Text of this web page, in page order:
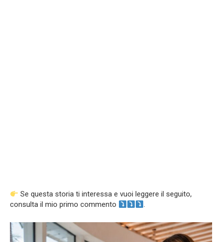
Se questa storia ti interessa e vuoi leggere il seguito,
consulta il mio primo commento
.